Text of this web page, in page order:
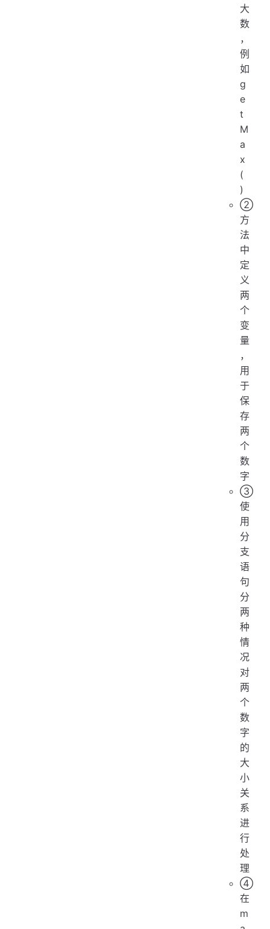
大
数
，
例
如
g
e
t
M
a
x
(
)
②
方
法
中
定
义
两
个
变
量
，
用
于
保
存
两
个
数
字
③
使
用
分
支
语
句
分
两
种
情
况
对
两
个
数
字
的
大
小
关
系
进
行
处
理
④
在
m